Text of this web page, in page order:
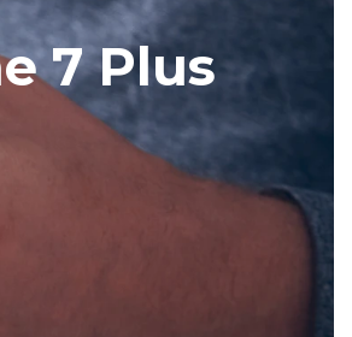
7 Plus